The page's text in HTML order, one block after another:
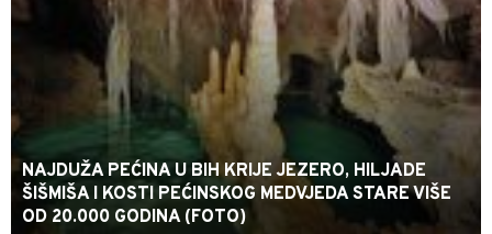
NAJDUŽA PEĆINA U BIH KRIJE JEZERO, HILJADE
ŠIŠMIŠA I KOSTI PEĆINSKOG MEDVJEDA STARE VIŠE
OD 20.000 GODINA (FOTO)